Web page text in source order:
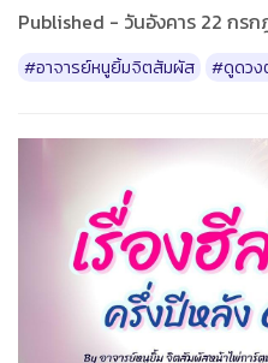
Published - วันอังคาร 22 กร
#อาจารย์หนูยิ้มจิตสัมผัส #ดูดวง